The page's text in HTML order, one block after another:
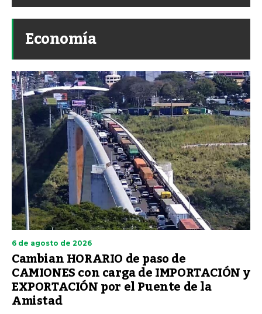
Economía
6 de agosto de 2026
Cambian HORARIO de paso de
CAMIONES con carga de IMPORTACIÓN y
EXPORTACIÓN por el Puente de la
Amistad